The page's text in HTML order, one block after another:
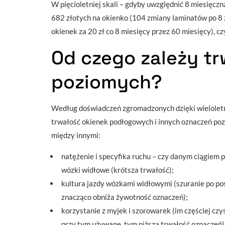
W pięcioletniej skali – gdyby uwzględnić 8
682 złotych na okienko (104 zmiany laminatów po
okienek za 20 zł co 8 miesięcy przez 60 miesięcy),
Od czego zależy
poziomych?
Według doświadczeń zgromadzonych dzięki
trwałość okienek podłogowych i innych oznaczeń
między innymi:
natężenie i specyfika ruchu – czy danym ciągiem
wózki widłowe (krótsza trwałość);
kultura jazdy wózkami widłowymi (szuranie po
znacząco obniża żywotność oznaczeń);
korzystanie z myjek i szorowarek (im częściej